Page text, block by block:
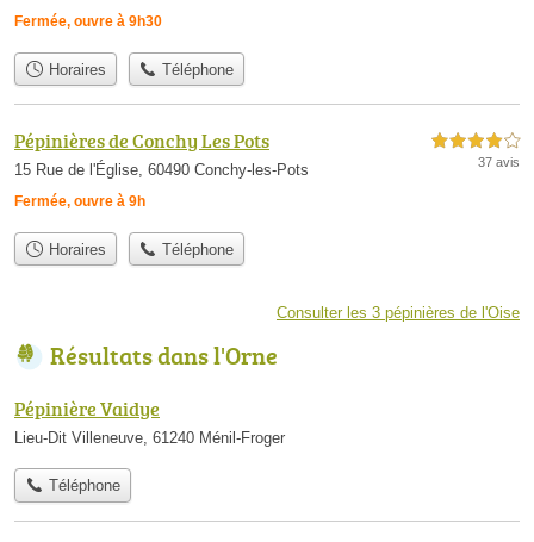
Fermée, ouvre à 9h30
Horaires Téléphone
Pépinières de Conchy Les Pots
15 Rue de l'Église, 60490 Conchy-les-Pots
Fermée, ouvre à 9h
4,0 étoiles sur 5
37 avis
Horaires Téléphone
Consulter les 3 pépinières de l'Oise
Résultats dans l'Orne
Pépinière Vaidye
Lieu-Dit Villeneuve, 61240 Ménil-Froger
Téléphone